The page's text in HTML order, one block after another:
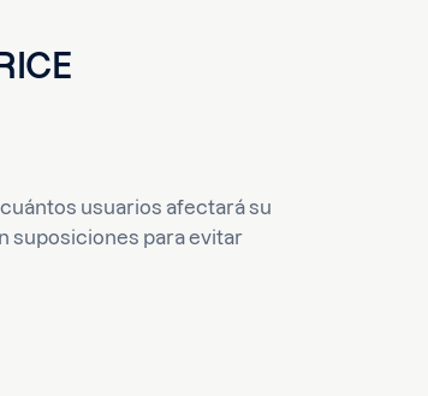
usuarios afectará su
suposiciones para evitar